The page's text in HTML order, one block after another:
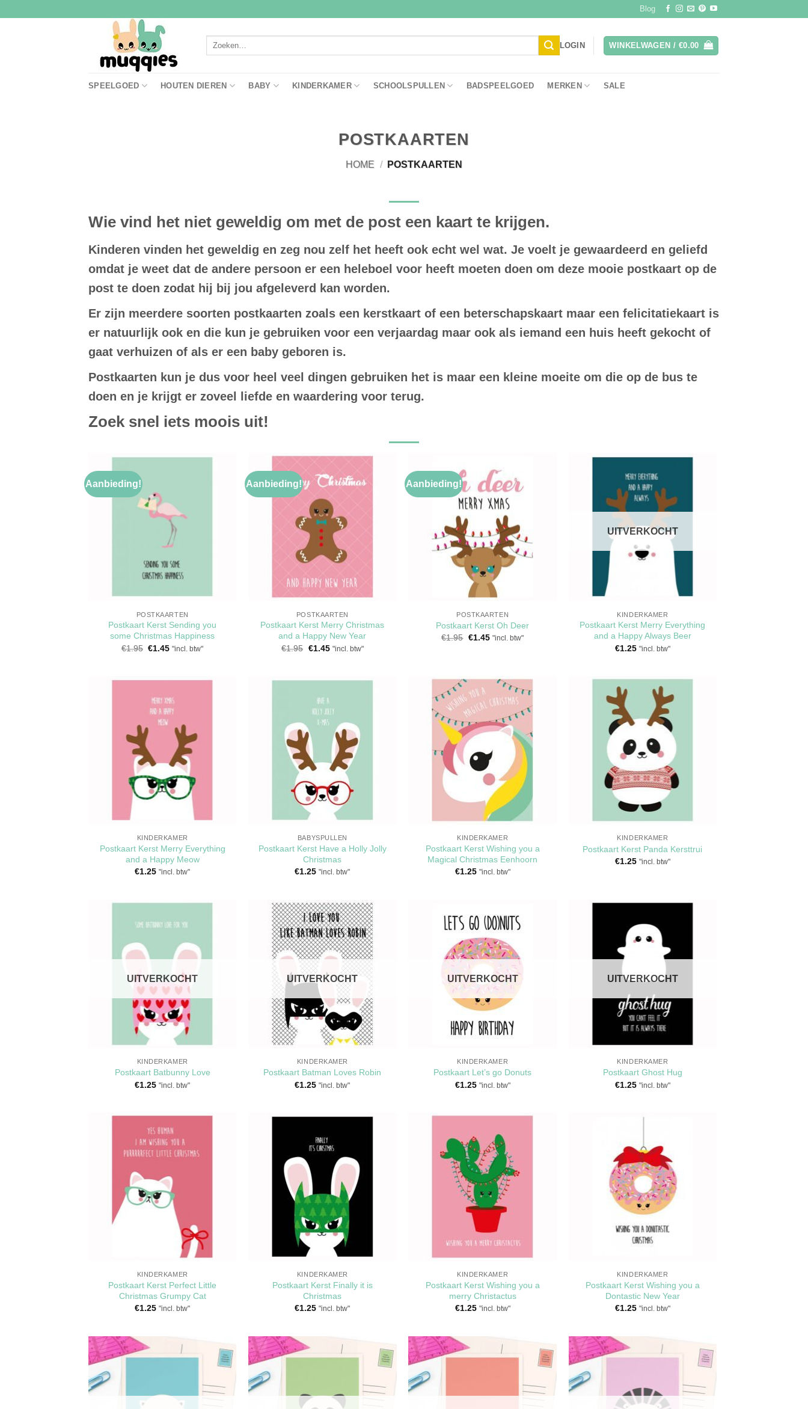
Blog
Zoeken
LOGIN WINKELWAGEN / €0.00
SPEELGOED HOUTEN DIEREN BABY KINDERKAMER SCHOOLSPULLEN BADSPEELGOED MERKEN SALE
POSTKAARTEN
HOME / POSTKAARTEN
Wie vind het niet geweldig om met de post een kaart te krijgen.
Kinderen vinden het geweldig en zeg nou zelf het heeft ook echt wel wat. Je voelt je gewaardeerd en geliefd
omdat je weet dat de andere persoon er een heleboel voor heeft moeten doen om deze mooie postkaart op de
post te doen zodat hij bij jou afgeleverd kan worden.
Er zijn meerdere soorten postkaarten zoals een kerstkaart of een beterschapskaart maar een felicitatiekaart is
er natuurlijk ook en die kun je gebruiken voor een verjaardag maar ook als iemand een huis heeft gekocht of
gaat verhuizen of als er een baby geboren is.
Postkaarten kun je dus voor heel veel dingen gebruiken het is maar een kleine moeite om die op de bus te
doen en je krijgt er zoveel liefde en waardering voor terug.
Zoek snel iets moois uit!
Aanbieding!
verlanglijst
POSTKAARTEN
Postkaart Kerst Sending you
some Christmas Happiness
€1.95 Oorspronkelijke
€1.45Huidige
"incl. btw"
Aanbieding!
POSTKAARTEN
Postkaart Kerst Merry Christmas
and a Happy New Year
€1.95 Oorspronkelijke
€1.45Huidige
"incl. btw"
Aanbieding!
Toevoegen
verlanglijst
POSTKAARTEN
Postkaart Kerst Oh Deer
€1.95 Oorspronkelijke
€1.45Huidige
"incl. btw"
Toevoegen
UITVERKOCHT
KINDERKAMER
Postkaart Kerst Merry Everything
and a Happy Always Beer
€1.25 "incl. btw"
verlanglijst
KINDERKAMER
Postkaart Kerst Merry Everything
and a Happy Meow
€1.25 "incl. btw"
aan
verlanglijst
BABYSPULLEN
Postkaart Kerst Have a Holly Jolly
Christmas
€1.25 "incl. btw"
Toevoegen
aan
verlanglijst
KINDERKAMER
Postkaart Kerst Wishing you a
Magical Christmas Eenhoorn
€1.25 "incl. btw"
Toevoegen
verlanglijst
KINDERKAMER
Postkaart Kerst Panda Kersttrui
€1.25 "incl. btw"
Toevoegen
aan
verlanglijst
UITVERKOCHT
KINDERKAMER
Postkaart Batbunny Love
€1.25 "incl. btw"
Toevoegen
aan
verlanglijst
UITVERKOCHT
KINDERKAMER
Postkaart Batman Loves Robin
€1.25 "incl. btw"
Toevoegen
verlanglijst
UITVERKOCHT
KINDERKAMER
Postkaart Let’s go Donuts
€1.25 "incl. btw"
verlanglijst
UITVERKOCHT
KINDERKAMER
Postkaart Ghost Hug
€1.25 "incl. btw"
Toevoegen
KINDERKAMER
Postkaart Kerst Perfect Little
Christmas Grumpy Cat
€1.25 "incl. btw"
aan
verlanglijst
KINDERKAMER
Postkaart Kerst Finally it is
Christmas
€1.25 "incl. btw"
Toevoegen
verlanglijst
KINDERKAMER
Postkaart Kerst Wishing you a
merry Christactus
€1.25 "incl. btw"
Toevoegen
verlanglijst
KINDERKAMER
Postkaart Kerst Wishing you a
Dontastic New Year
€1.25 "incl. btw"
aan
verlanglijst
aan
verlanglijst
aan
verlanglijst
aan
verlanglijst